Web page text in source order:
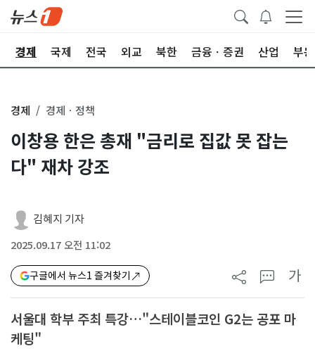
경제 국제 전국 외교 북한 금융ㆍ증권 산업 부
경제 경제ㆍ정책
이창용 한은 총재 "금리로 집값 못 잡는
다" 재차 강조
김혜지 기자
2025.09.17 오전 11:02
구글에서 뉴스1 즐겨찾기 가
서울대 학부 주최 특강…"스테이블코인 G2는 공포 마
케팅"